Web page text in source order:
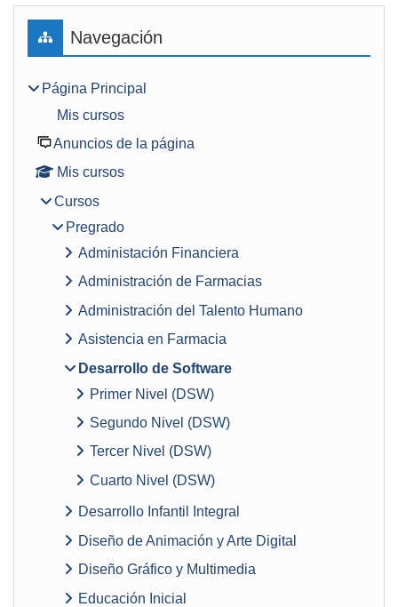
Bloques
Navegación
Página Principal
Mis cursos
Anuncios de la página
Mis cursos
Cursos
Pregrado
Administación Financiera
Administración de Farmacias
Administración del Talento Humano
Asistencia en Farmacia
Desarrollo de Software
Primer Nivel (DSW)
Segundo Nivel (DSW)
Tercer Nivel (DSW)
Cuarto Nivel (DSW)
Desarrollo Infantil Integral
Diseño de Animación y Arte Digital
Diseño Gráfico y Multimedia
Educación Inicial